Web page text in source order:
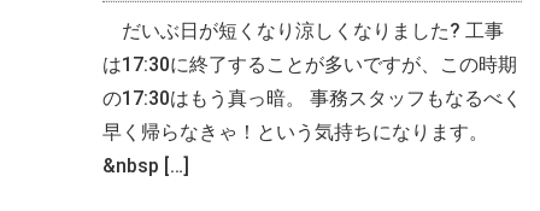
だいぶ日が短くなり涼しくなりました? 工事
は17:30に終了することが多いですが、この時期
の17:30はもう真っ暗。 事務スタッフもなるべく
早く帰らなきゃ！という気持ちになります。
&nbsp […]